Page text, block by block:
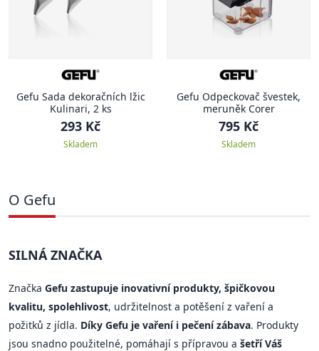
Gefu Sada dekoračních lžic
Kulinari, 2 ks
293 Kč
Skladem
Gefu Odpeckovač švestek,
meruněk Corer
795 Kč
Skladem
O Gefu
SILNÁ ZNAČKA
Značka Gefu zastupuje inovativní produkty, špičkovou
kvalitu, spolehlivost, udržitelnost a potěšení z vaření a
požitků z jídla. Díky Gefu je vaření i pečení zábava. Produkty
jsou snadno použitelné, pomáhají s přípravou a šetří Váš